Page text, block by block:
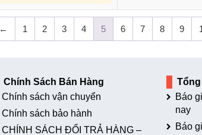
← 1 2 3 4 5 6 7 8 9
Chính Sách Bán Hàng
Chính sách vận chuyển
Chính sách bảo hành
CHÍNH SÁCH ĐỔI TRẢ HÀNG –
Báo
nay
Báo